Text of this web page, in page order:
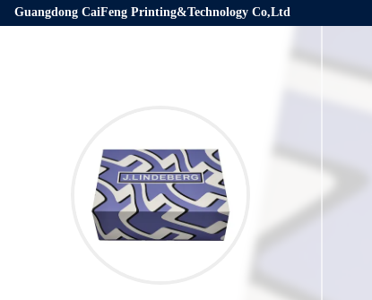
Guangdong CaiFeng Printing&Technology Co,Ltd